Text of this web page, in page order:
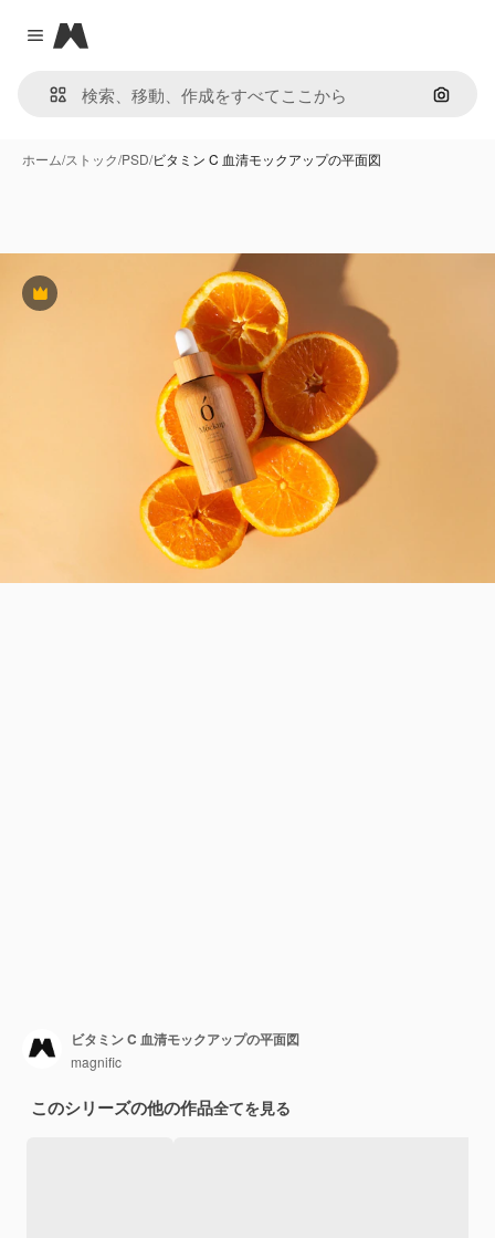
Close menu
Magnific
画像で
ホーム/ストック/PSD/ビタミン C 血清モックアップの平面図
Premium
ビタミン C 血清モックアップの平面図
magnific
このシリーズの他の作品全てを見る